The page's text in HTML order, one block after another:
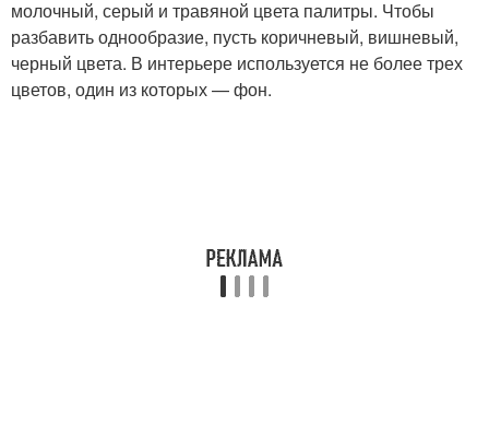
Спальня в стиле
Пространства в
молочный, серый и травяной цвета палитры. Чтобы
разбавить однообразие, пусть коричневый, вишневый,
черный цвета. В интерьере используется не более трех
цветов, один из которых — фон.